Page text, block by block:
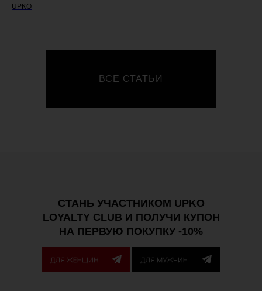
UPKO
ВСЕ СТАТЬИ
СТАНЬ УЧАСТНИКОМ UPKO
LOYALTY CLUB И ПОЛУЧИ КУПОН
НА ПЕРВУЮ ПОКУПКУ -10%